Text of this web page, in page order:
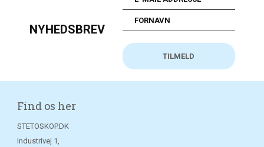
NYHEDSBREV
Find os her
STETOSKOP.DK
Industrivej 1,